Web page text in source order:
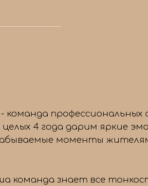
команда профессиональных
целых 4 года дарим яркие
моменты
команда знает все